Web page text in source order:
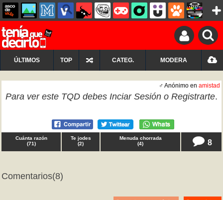
ÚLTIMOS TOP CATEG. MODERA
♂ Anónimo en amistad
Para ver este TQD debes Inciar Sesión o Registrarte.
Cuánta razón
(71)
Te jodes
(2)
Menuda chorrada
(4) 8
Comentarios(8)